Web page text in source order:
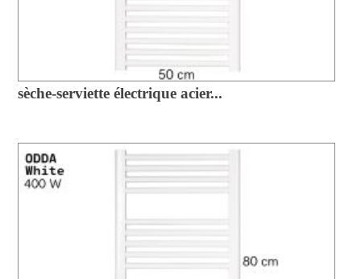
sèche-serviette électrique acier...